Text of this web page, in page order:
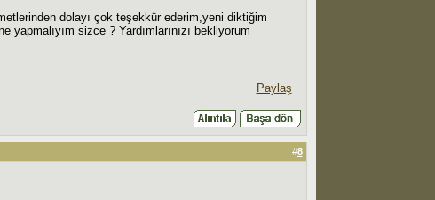
dolayı çok teşekkür ederim,yeni diktiğim
yapmalıyım sizce ? Yardımlarınızı bekliyorum
Paylaş
#8